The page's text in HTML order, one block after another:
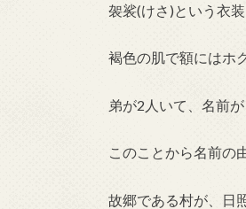
袈裟(けさ)という衣
褐色の肌で額にはホ
弟が2人いて、名前
このことから名前の
故郷である村が、日